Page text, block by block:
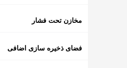
مخازن تحت فشار
فضای ذخیره سازی اضافی